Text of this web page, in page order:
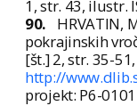
1, str. 43, ilustr.
90.
HRVATIN,
pokrajinskih
[št.] 2, str. 35-
http://
projekt: P6-